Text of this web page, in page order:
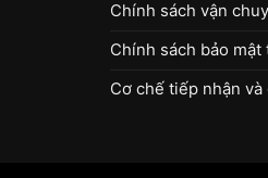
Chính sách vận
Chính sách bảo mật
Cơ chế tiếp nhận